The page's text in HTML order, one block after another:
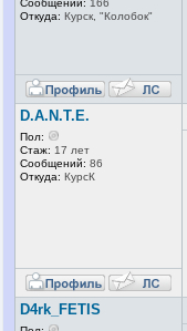
Сообщений: 166
Откуда: Курск, "Колобок"
D.А.N.Т.Е.
Пол:
Стаж: 17 лет
Сообщений: 86
Откуда: КурсК
D4rk_FETIS